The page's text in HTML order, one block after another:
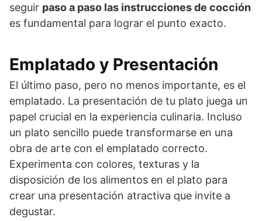
seguir paso a paso las instrucciones de cocción
es fundamental para lograr el punto exacto.
Emplatado y Presentación
El último paso, pero no menos importante, es el
emplatado. La presentación de tu plato juega un
papel crucial en la experiencia culinaria. Incluso
un plato sencillo puede transformarse en una
obra de arte con el emplatado correcto.
Experimenta con colores, texturas y la
disposición de los alimentos en el plato para
crear una presentación atractiva que invite a
degustar.